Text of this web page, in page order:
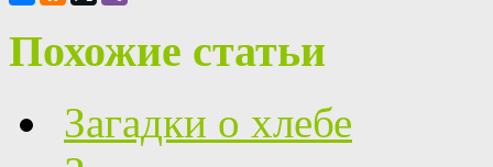
Похожие статьи
Загадки о хлебе